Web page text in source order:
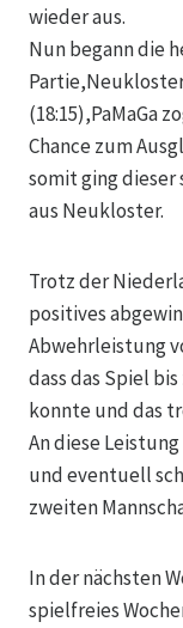
wieder aus.
Nun begann die
(18:15),PaMaGa
Chance zum
somit ging dieser
aus Neukloster.
Trotz der
positives
Abwehrleistung
dass das Spiel
konnte und das
An diese
und eventuell
zweiten
In der nächsten
spielfreies